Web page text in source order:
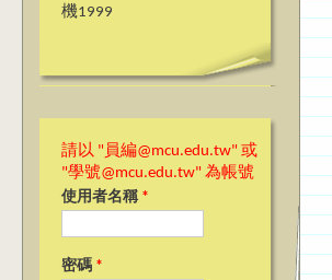
機1999
請以 "員編@mcu.edu.tw" 或
"學號@mcu.edu.tw" 為帳號
使用者名稱 *
密碼 *